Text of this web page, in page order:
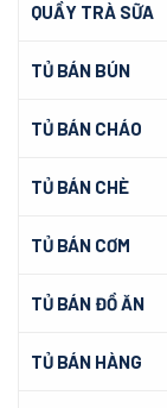
QUẦY TRÀ SỮA
TỦ BÁN BÚN
TỦ BÁN CHÁO
TỦ BÁN CHÈ
TỦ BÁN CƠM
TỦ BÁN ĐỒ ĂN
TỦ BÁN HÀNG